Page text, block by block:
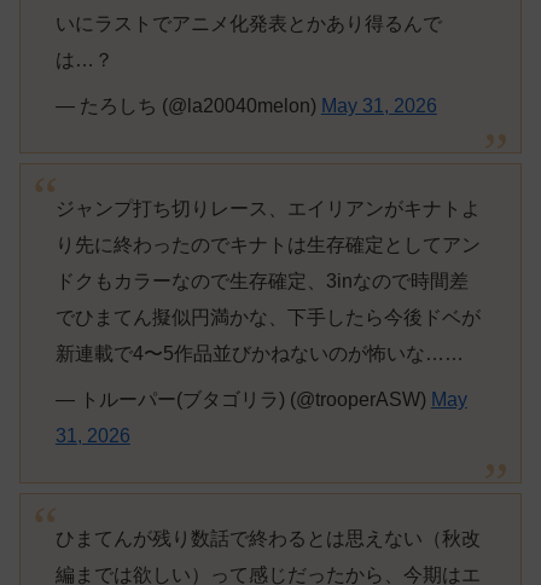
いにラストでアニメ化発表とかあり得るんで
は…？
— たろしち (@la20040melon) May 31, 2026
ジャンプ打ち切りレース、エイリアンがキナトよ
り先に終わったのでキナトは生存確定としてアン
ドクもカラーなので生存確定、3inなので時間差
でひまてん擬似円満かな、下手したら今後ドベが
新連載で4〜5作品並びかねないのが怖いな……
— トルーパー(ブタゴリラ) (@trooperASW) May
31, 2026
ひまてんが残り数話で終わるとは思えない（秋改
編までは欲しい）って感じだったから、今期はエ